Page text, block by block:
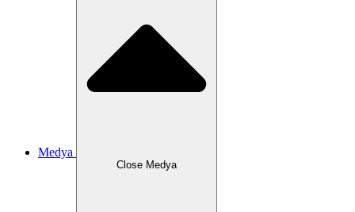
Medya
Close Medya